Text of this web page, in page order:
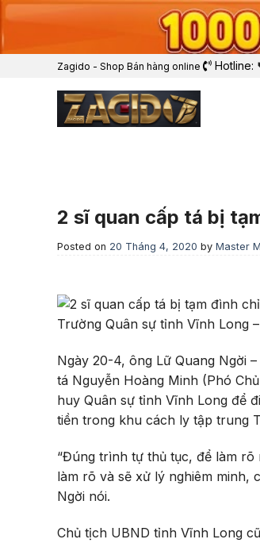
Zagido - Shop Bán hàng online Hotline:
2 sĩ quan cấp tá bị
Posted on 20 Tháng 4, 2020 by Master
Trường Quân sự tỉnh Vĩnh Long
Ngày 20-4, ông Lữ Quang Ngời
tá Nguyễn Hoàng Minh (Phó
huy Quân sự tỉnh Vĩnh Long để
tiền trong khu cách ly tập trung
“Đúng trình tự thủ tục, để làm
làm rõ và sẽ xử lý nghiêm minh,
Ngời nói.
Chủ tịch UBND tỉnh Vĩnh Long